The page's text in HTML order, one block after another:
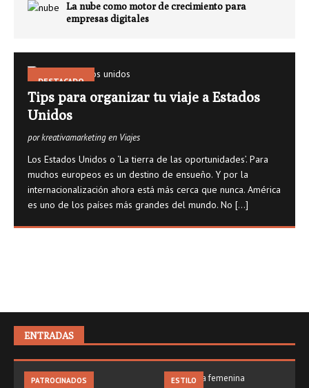
La nube como motor de crecimiento para
empresas digitales
DESTACADO
Tips para organizar tu viaje a Estados
Unidos
por kreativamarketing en Viajes
Los Estados Unidos o ‘La tierra de las oportunidades’. Para
muchos europeos es un destino de ensueño. Y por la
internacionalización ahora está más cerca que nunca. América
es uno de los países más grandes del mundo. No [...]
ENTRADAS
PATROCINADOS ESTILO